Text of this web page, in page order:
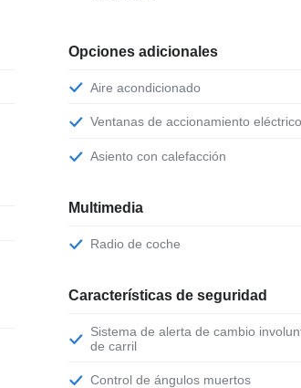
Opciones adicionales
Aire acondicionado
Ventanas de accionamiento eléctrico
Asiento con calefacción
Multimedia
Radio de coche
Características de seguridad
Sistema de alerta de cambio involuntario
de carril
Control de ángulos muertos